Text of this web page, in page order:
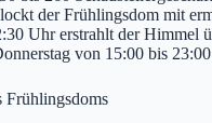
der Frühlingsdom mit
Uhr erstrahlt der Himmel
von 15:00 bis
Frühlingsdoms